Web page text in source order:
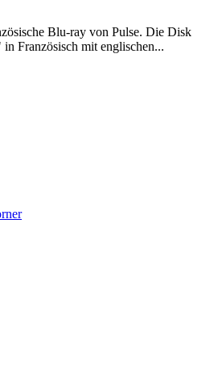
Blu-ray von Pulse. Die Disk
Französisch mit englischen...